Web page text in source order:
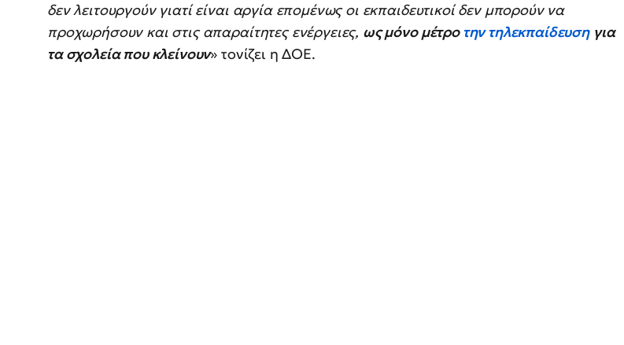
δεν λειτουργούν γιατί είναι αργία επομένως οι εκπαιδευτικοί δεν μπορούν να
προχωρήσουν και στις απαραίτητες ενέργειες, ως μόνο μέτρο την τηλεκπαίδευση για
τα σχολεία που κλείνουν» τονίζει η ΔΟΕ.